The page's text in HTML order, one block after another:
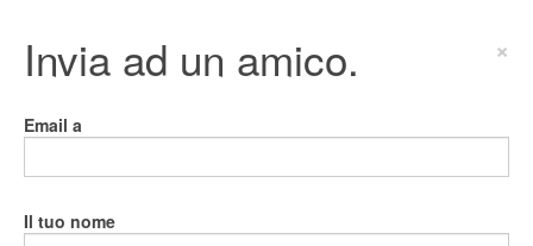
Invia ad un amico. ×
Email a
Il tuo nome